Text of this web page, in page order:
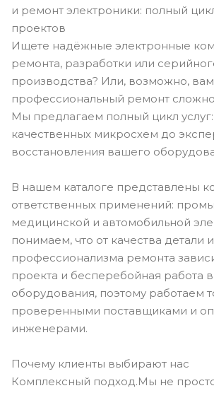
и ремонт электроники: полный
проектов
Ищете надёжные электронные
ремонта, разработки или
производства? Или, возможно, вам
профессиональный ремонт
Мы предлагаем полный цикл услуг:
качественных микросхем до
восстановления вашего
В нашем каталоге представлены
ответственных применений:
медицинской и автомобильной
понимаем, что от качества детали и
профессионализма ремонта
проекта и бесперебойная работа
оборудования, поэтому работаем
проверенными поставщиками и
инженерами.
Почему клиенты выбирают нас
Комплексный подход.Мы не